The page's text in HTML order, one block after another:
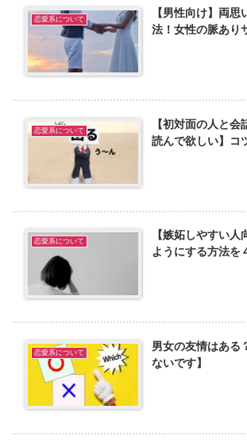
恋愛系について
【男性向け】両
法！女性の脈あり
恋愛系について
【初対面の人と
読んで欲しい】コ
恋愛系について
【嫉妬しやすい
ようにする方法を
恋愛系について
男女の友情はある
ないです】